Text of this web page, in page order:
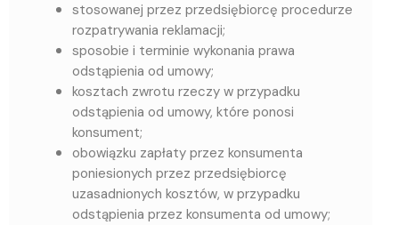
stosowanej przez przedsiębiorcę procedurze
rozpatrywania reklamacji;
sposobie i terminie wykonania prawa
odstąpienia od umowy;
kosztach zwrotu rzeczy w przypadku
odstąpienia od umowy, które ponosi
konsument;
obowiązku zapłaty przez konsumenta
poniesionych przez przedsiębiorcę
uzasadnionych kosztów, w przypadku
odstąpienia przez konsumenta od umowy;